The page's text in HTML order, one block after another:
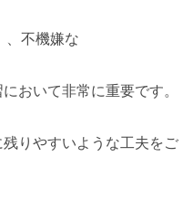
、不機嫌な
おいて非常に重要です。
りやすいような工夫をご